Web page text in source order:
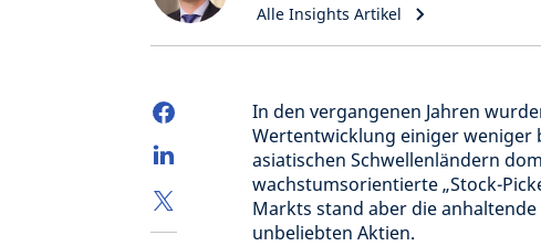
Alle Insights Artikel
In den vergangenen Jahren
Wertentwicklung einiger weniger
asiatischen Schwellenländern
wachstumsorientierte „Stock-
Markts stand aber die
unbeliebten Aktien.